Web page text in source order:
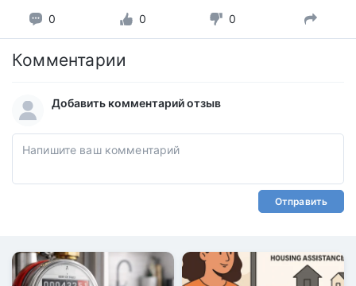
0 0 0
Комментарии
Добавить комментарий отзыв
Отправить